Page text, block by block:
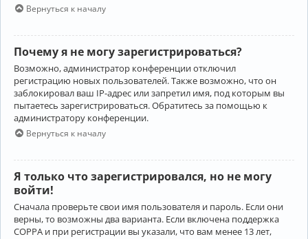
Вернуться к началу
Почему я не могу зарегистрироваться?
Возможно, администратор конференции отключил
регистрацию новых пользователей. Также возможно, что он
заблокировал ваш IP-адрес или запретил имя, под которым вы
пытаетесь зарегистрироваться. Обратитесь за помощью к
администратору конференции.
Вернуться к началу
Я только что зарегистрировался, но не могу
войти!
Сначала проверьте свои имя пользователя и пароль. Если они
верны, то возможны два варианта. Если включена поддержка
COPPA и при регистрации вы указали, что вам менее 13 лет,